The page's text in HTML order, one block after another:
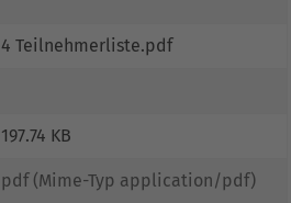
4 Teilnehmerliste.pdf
197.74 KB
pdf (Mime-Typ application/pdf)